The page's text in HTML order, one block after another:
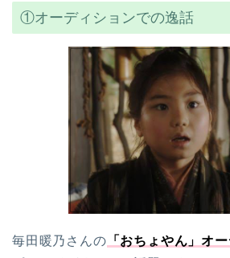
①オーディションでの逸話
毎田暖乃さんの 「おちょやん」オ